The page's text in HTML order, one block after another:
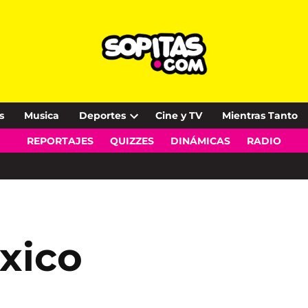
Musica Deportes
Open
dropdown
Cine y TV Mientras Tanto
REPORTAJES QUIZZES DINÁMICAS RADIO